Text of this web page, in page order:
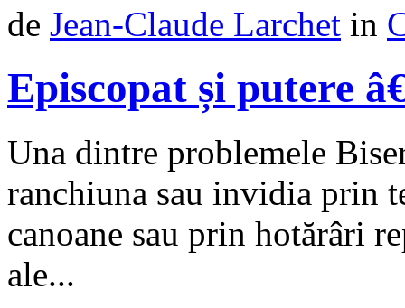
de Jean-Claude Larchet in
Episcopat și putere
Una dintre problemele
ranchiuna sau invidia prin
canoane sau prin hotărâri
ale...